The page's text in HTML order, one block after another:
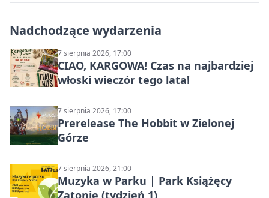
Nadchodzące wydarzenia
7 sierpnia 2026, 17:00
CIAO, KARGOWA! Czas na najbardziej
włoski wieczór tego lata!
7 sierpnia 2026, 17:00
Prerelease The Hobbit w Zielonej
Górze
7 sierpnia 2026, 21:00
Muzyka w Parku | Park Książęcy